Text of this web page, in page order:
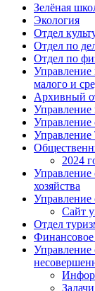
Зелёная
Экология
Отдел
Отдел по
Отдел по
Управление
малого и
Архивный
Управление
2024
Управление
хозяйства
Управление
Сайт
Отдел
Финансовое
Управление